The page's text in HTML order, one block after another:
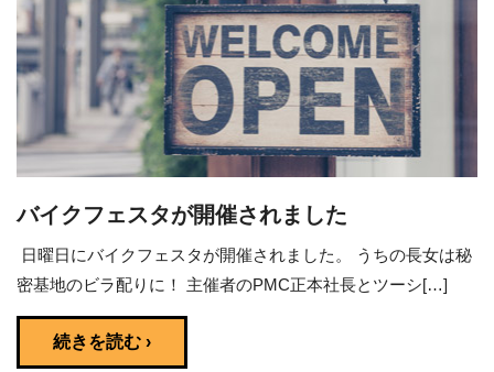
バイクフェスタが開催されました
日曜日にバイクフェスタが開催されました。 うちの長女は秘
密基地のビラ配りに！ 主催者のPMC正本社長とツーシ[…]
続きを読む ›